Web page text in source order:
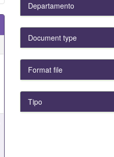
Departamento
Document type
Format file
Tipo